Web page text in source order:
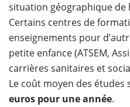
situation géographique de
Certains centres de
enseignements pour
petite enfance (ATSEM,
carrières sanitaires et
Le coût moyen des études
euros pour une année.